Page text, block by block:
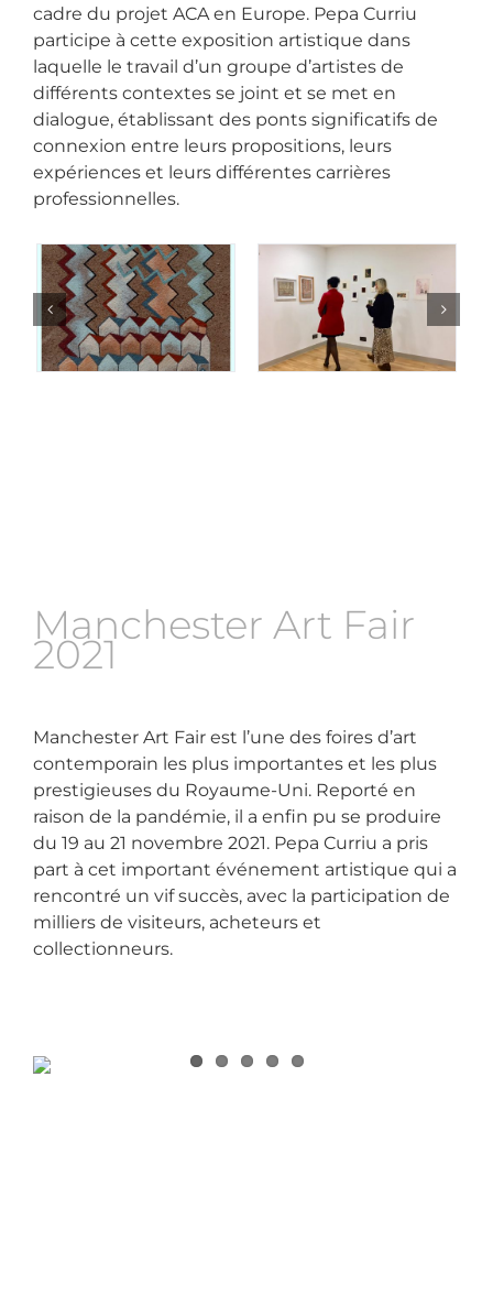
cadre du projet ACA en Europe. Pepa Curriu
participe à cette exposition artistique dans
laquelle le travail d’un groupe d’artistes de
différents contextes se joint et se met en
dialogue, établissant des ponts significatifs de
connexion entre leurs propositions, leurs
expériences et leurs différentes carrières
professionnelles.
Manchester Art Fair
2021
Manchester Art Fair est l’une des foires d’art
contemporain les plus importantes et les plus
prestigieuses du Royaume-Uni. Reporté en
raison de la pandémie, il a enfin pu se produire
du 19 au 21 novembre 2021. Pepa Curriu a pris
part à cet important événement artistique qui a
rencontré un vif succès, avec la participation de
milliers de visiteurs, acheteurs et
collectionneurs.